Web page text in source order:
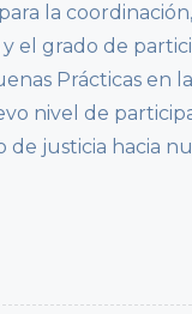
la
el grado de
Prácticas en
nivel de
de justicia hacia